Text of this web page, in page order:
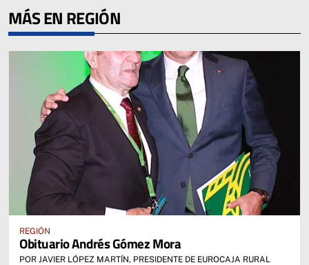
MÁS EN REGIÓN
REGIÓN
Obituario Andrés Gómez Mora
POR JAVIER LÓPEZ MARTÍN, PRESIDENTE DE EUROCAJA RURAL